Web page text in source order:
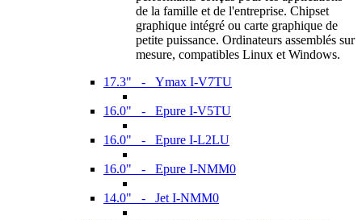
de la famille et de l'entreprise. Chipset
graphique intégré ou carte graphique de
petite puissance. Ordinateurs assemblés sur
mesure, compatibles Linux et Windows.
17.3" - Ymax I-V7TU
16.0" - Epure I-V5TU
16.0" - Epure I-L2LU
16.0" - Epure I-NMM0
14.0" - Jet I-NMM0